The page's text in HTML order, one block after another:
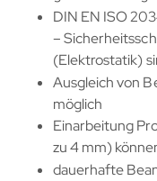
DIN EN ISO
–
(Elektrostatik)
Ausgleich von
möglich
Einarbeitung
zu 4 mm)
dauerhafte